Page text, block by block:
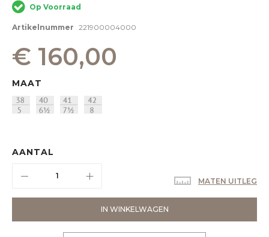
van
de
afbeeldingen-
Op Voorraad
Artikelnummer 221900004000
€ 160,00
MAAT
AANTAL
IN WINKELWAGEN
MATEN UITLEG